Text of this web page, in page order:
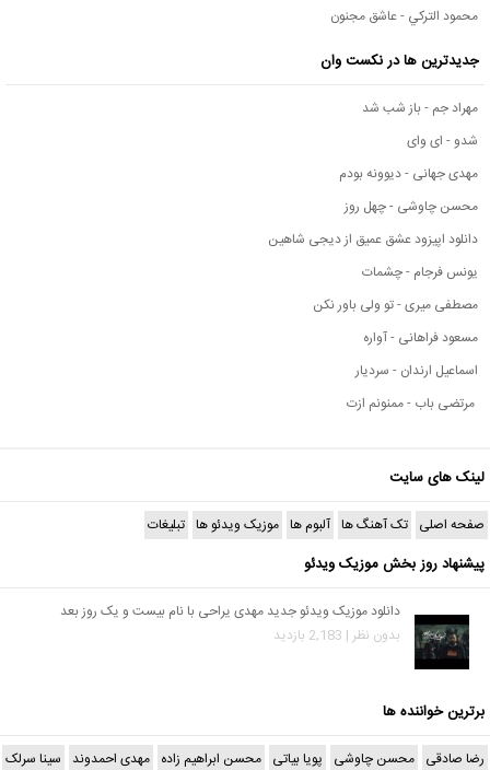
محمود التركي - عاشق مجنون
جدیدترین ها در نکست وان
مهراد جم - باز شب شد
شدو - ای وای
مهدی جهانی - دیوونه بودم
محسن چاوشی - چهل روز
دانلود اپیزود عشق عمیق از دیجی شاهین
یونس فرجام - چشمات
مصطفی میری - تو ولی باور نکن
مسعود فراهانی - آواره
اسماعیل ارندان - سردیار
مرتضی باب - ممنونم ازت
لینک های سایت
صفحه اصلی تک آهنگ ها آلبوم ها موزیک ویدئو ها تبلیغات
پیشنهاد روز بخش موزیک ویدئو
دانلود موزیک ویدئو جدید مهدی یراحی با نام بیست و یک روز بعد
بدون نظر | 2,183 بازدید
برترین خواننده ها
رضا صادقی محسن چاوشی پویا بیاتی محسن ابراهیم زاده مهدی احمدوند سینا سرلک